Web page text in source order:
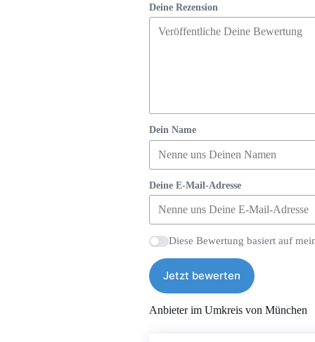
Deine Rezension
Dein Name
Deine E-Mail-Adresse
Diese Bewertung basiert auf
Jetzt bewerten
Anbieter im Umkreis von München